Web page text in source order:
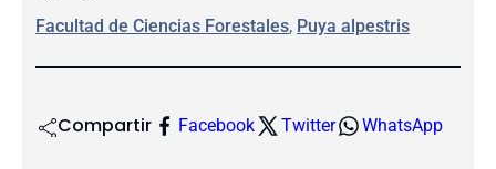
Facultad de Ciencias Forestales, Puya alpestris
Compartir Facebook Twitter WhatsApp